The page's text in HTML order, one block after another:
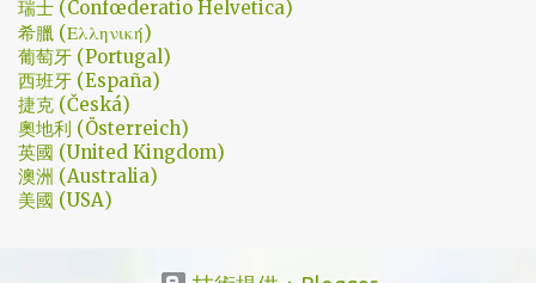
瑞士 (Confœderatio Helvetica)
希臘 (Ελληνική)
葡萄牙 (Portugal)
西班牙 (España)
捷克 (Česká)
奧地利 (Österreich)
英國 (United Kingdom)
澳洲 (Australia)
美國 (USA)